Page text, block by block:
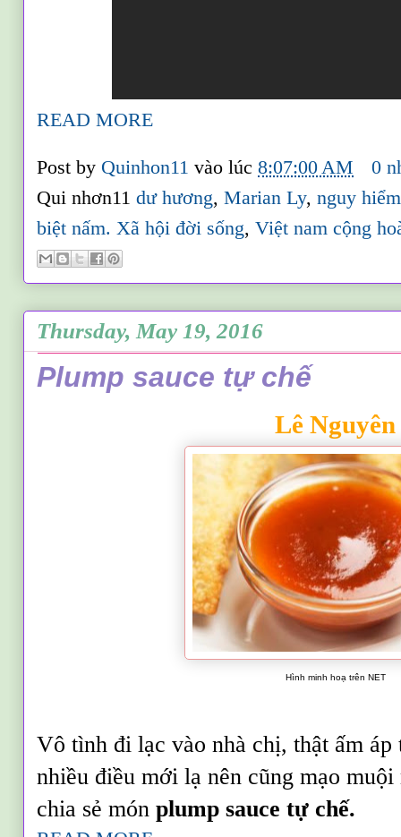
READ MORE
Post by Quinhon11vào lúc8:07:00 AM
0
Qui nhơn11dư hương,Marian Ly,nguy
biệt nấm. Xã hội đời sống,Việt nam cộng
Thursday, May 19, 2016
Plump sauce tự chế
Lê Nguyên
Hình minh hoạ trên NET
Vô tình đi lạc vào nhà chị, thật ấm
nhiều điều mới lạ nên cũng mạo
chia sẻ mónplump sauce tự chế.